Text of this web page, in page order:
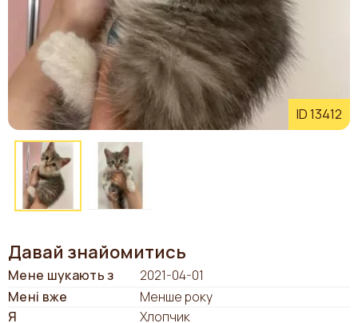
ID 13412
Давай знайомитись
Мене шукають з
2021-04-01
Мені вже
Менше року
Я
Хлопчик